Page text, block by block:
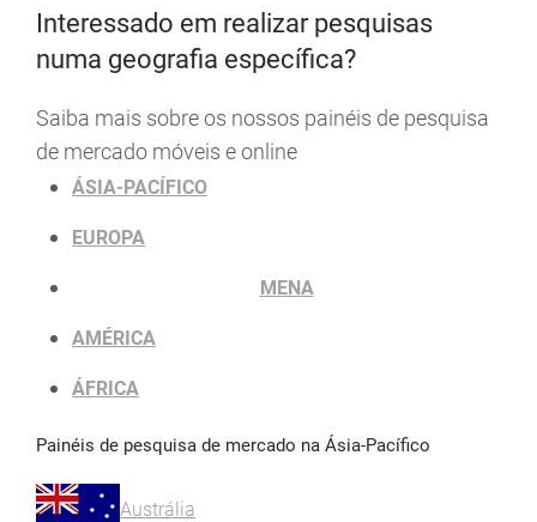
Interessado em realizar pesquisas
numa geografia específica?
Saiba mais sobre os nossos painéis de pesquisa
de mercado móveis e online
ÁSIA-PACÍFICO
EUROPA
MENA
AMÉRICA
ÁFRICA
Painéis de pesquisa de mercado na Ásia-Pacífico
Austrália